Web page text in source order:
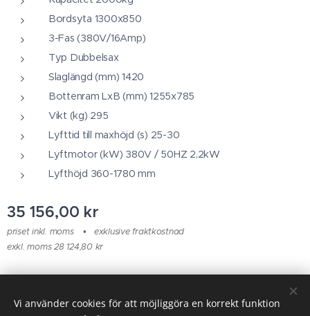
Bordsyta 1300x850
3-Fas (380V/16Amp)
Typ Dubbelsax
Slaglängd (mm) 1420
Bottenram LxB (mm) 1255x785
Vikt (kg) 295
Lyfttid till maxhöjd (s) 25-30
Lyftmotor (kW) 380V / 50HZ 2,2kW
Lyfthöjd 360-1780 mm
35 156,00 kr
priset inkl. moms
exklusive fraktkostnad
exkl. moms 28 124,80 kr
© 2025 Alla rättigheter reserverade
Vi använder cookies för att möjliggöra en korrekt funktion